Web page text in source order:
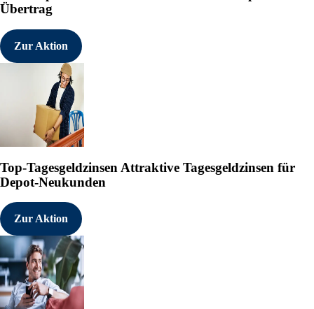
Übertrag
Zur Aktion
Top-Tagesgeldzinsen Attraktive Tagesgeldzinsen für
Depot-Neukunden
Zur Aktion